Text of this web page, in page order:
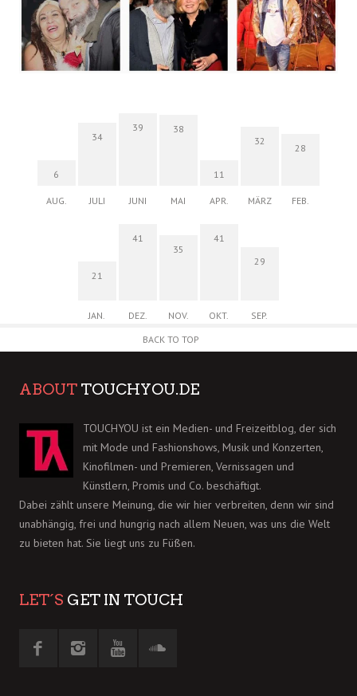
6
AUG.
34
JULI
39
JUNI
38
MAI
11
APR.
32
MÄRZ
28
FEB.
21
JAN.
41
DEZ.
35
NOV.
41
OKT.
29
SEP.
BACK TO TOP
ABOUT TOUCHYOU.DE
TOUCHYOU ist ein Medien- und Freizeitblog, der sich
mit Mode und Fashionshows, Musik und Konzerten,
Kinofilmen- und Premieren, Vernissagen und
Künstlern, Promis und Co. beschäftigt.
Dabei zählt unsere Meinung, die wir hier verbreiten, denn wir sind
unabhängig, frei und hungrig nach allem Neuen, was uns die Welt
zu bieten hat. Sie liegt uns zu Füßen.
LET´S GET IN TOUCH